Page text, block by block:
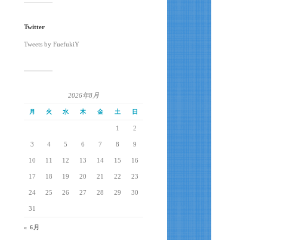
Twitter
Tweets by FuefukiY
2026年8月
月 火 水 木 金 土 日
1 2
3 4 5 6 7 8 9
10 11 12 13 14 15 16
17 18 19 20 21 22 23
24 25 26 27 28 29 30
31
« 6月